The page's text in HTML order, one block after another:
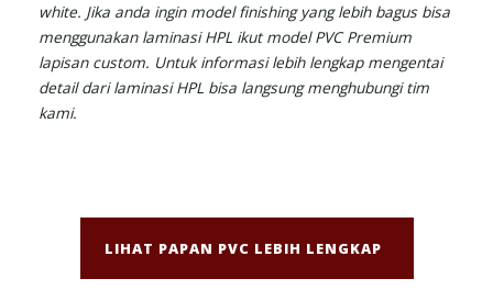
white. Jika anda ingin model finishing yang lebih bagus bisa
menggunakan laminasi HPL ikut model PVC Premium
lapisan custom. Untuk informasi lebih lengkap mengentai
detail dari laminasi HPL bisa langsung menghubungi tim
kami.
LIHAT PAPAN PVC LEBIH LENGKAP